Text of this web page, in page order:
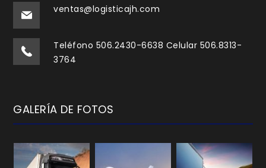
ventas@logisticajh.com
Teléfono 506.2430-6638 Celular 506.8313-
3764
GALERÍA DE FOTOS